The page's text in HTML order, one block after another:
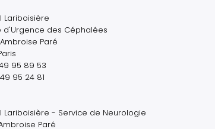
Lariboisière
d'Urgence des Céphalées
Paré
95 89 53
49 95 24 81
Lariboisière - Service de Neurologie
Paré